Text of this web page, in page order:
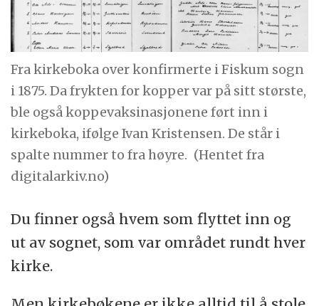
Fra kirkeboka over konfirmerte i Fiskum sogn
i 1875. Da frykten for kopper var på sitt største,
ble også koppevaksinasjonene ført inn i
kirkeboka, ifølge Ivan Kristensen. De står i
spalte nummer to fra høyre. (Hentet fra
digitalarkiv.no)
Du finner også hvem som flyttet inn og
ut av sognet, som var området rundt hver
kirke.